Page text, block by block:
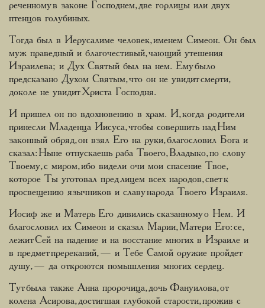
реченному в законе Господнем, две горлицы или двух
птенцов голубиных.
Тогда был в Иерусалиме человек, именем Симеон. Он был
муж праведный и благочестивый, чающий утешения
Израилева; и Дух Святый был на нем. Ему было
предсказано Духом Святым, что он не увидит смерти,
доколе не увидит Христа Господня.
И пришел он по вдохновению в храм. И, когда родители
принесли Младенца Иисуса, чтобы совершить над Ним
законный обряд, он взял Его на руки, благословил Бога и
сказал: Ныне отпускаешь раба Твоего, Владыко, по слову
Твоему, с миром, ибо видели очи мои спасение Твое,
которое Ты уготовал пред лицем всех народов, свет к
просвещению язычников и славу народа Твоего Израиля.
Иосиф же и Матерь Его дивились сказанному о Нем. И
благословил их Симеон и сказал Марии, Матери Его: се,
лежит Сей на падение и на восстание многих в Израиле и
в предмет пререканий, — и Тебе Самой оружие пройдет
душу, — да откроются помышления многих сердец.
Тут была также Анна пророчица, дочь Фануилова, от
колена Асирова, достигшая глубокой старости, прожив с